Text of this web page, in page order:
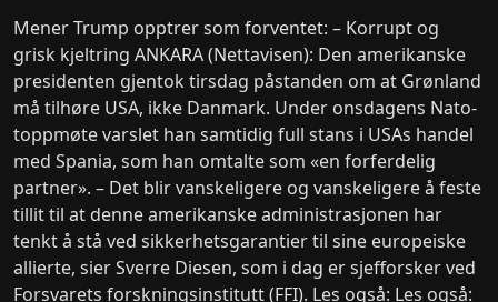
Mener Trump opptrer som forventet: – Korrupt og
grisk kjeltring ANKARA (Nettavisen): Den amerikanske
presidenten gjentok tirsdag påstanden om at Grønland
må tilhøre USA, ikke Danmark. Under onsdagens Nato-
toppmøte varslet han samtidig full stans i USAs handel
med Spania, som han omtalte som «en forferdelig
partner». – Det blir vanskeligere og vanskeligere å feste
tillit til at denne amerikanske administrasjonen har
tenkt å stå ved sikkerhetsgarantier til sine europeiske
allierte, sier Sverre Diesen, som i dag er sjefforsker ved
Forsvarets forskningsinstitutt (FFI). Les også: Les også: